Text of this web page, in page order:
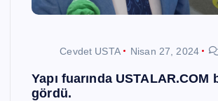
Cevdet USTA Nisan 27, 2024
Yapı fuarında USTALAR.COM
gördü.